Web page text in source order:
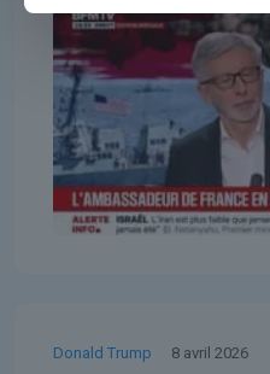
Donald Trump 8 avril 2026